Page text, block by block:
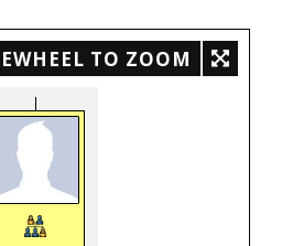
TO ZOOM